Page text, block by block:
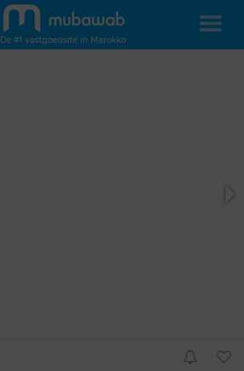
De #1 vastgoedsite in Marokko